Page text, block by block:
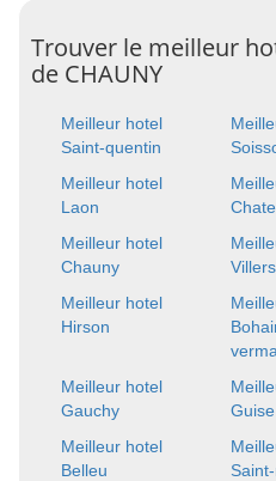
Trouver le meilleur
de CHAUNY
Meilleur hotel
Saint-quentin
Meilleur hotel
Laon
Meilleur hotel
Chauny
Meilleur hotel
Hirson
Meilleur hotel
Gauchy
Guise
Meilleur hotel
Belleu